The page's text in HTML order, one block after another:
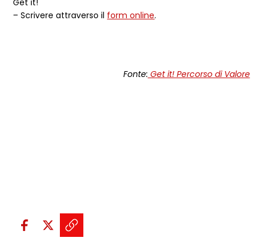
– Scrivere attraverso il form online.
Fonte: Get it! Percorso di Valore
Condividi sui social:
Condividi su Facebook - apre
Condividi su X - apre una
Copia il link e condividi -